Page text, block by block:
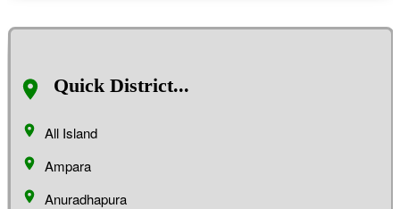
Quick District...
All Island
Ampara
Anuradhapura